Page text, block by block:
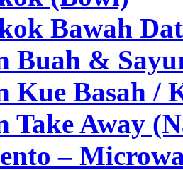
Bawah
Buah &
Kue Basah /
Take Away
–